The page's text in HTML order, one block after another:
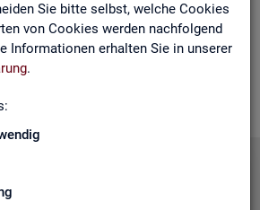
Sie bitte selbst, welche Cookies
von Cookies werden nachfolgend
Informationen erhalten Sie in unserer
.
ein brei­tes An­ge­bot an Pro­duk­ten
(nachBe­darf). Haben Sie Fra­gen,
oder möch­ten uns ein Feed­
geben, dann schau­en Sie auf den